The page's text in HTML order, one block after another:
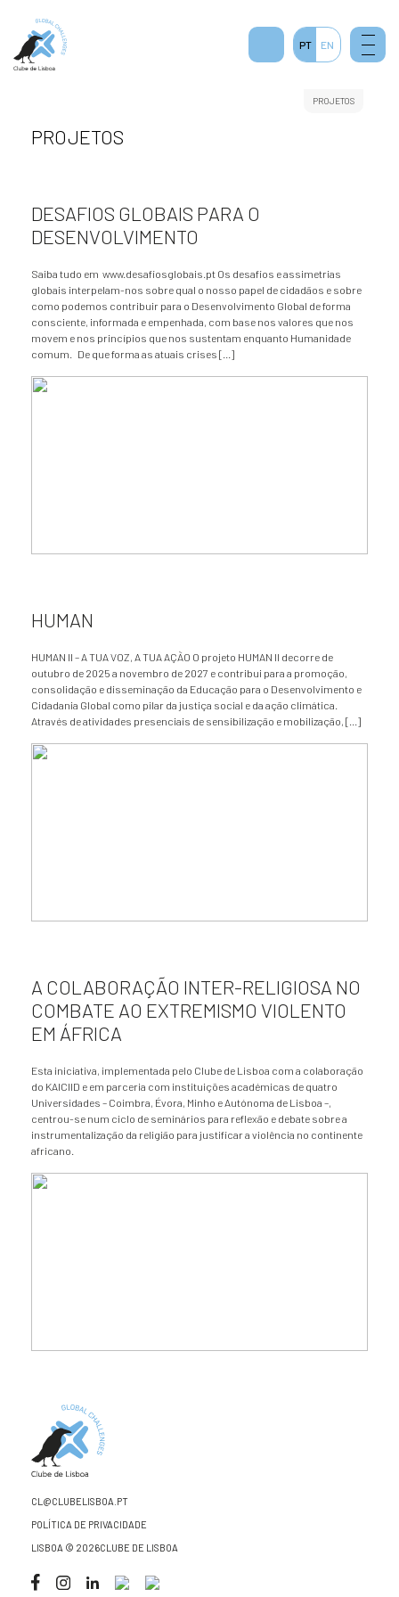
PROJETOS
PROJETOS
DESAFIOS GLOBAIS PARA O
DESENVOLVIMENTO
Saiba tudo em www.desafiosglobais.pt Os desafios e assimetrias
globais interpelam-nos sobre qual o nosso papel de cidadãos e sobre
como podemos contribuir para o Desenvolvimento Global de forma
consciente, informada e empenhada, com base nos valores que nos
movem e nos princípios que nos sustentam enquanto Humanidade
comum. De que forma as atuais crises […]
HUMAN
HUMAN II – A TUA VOZ, A TUA AÇÃO O projeto HUMAN II decorre de
outubro de 2025 a novembro de 2027 e contribui para a promoção,
consolidação e disseminação da Educação para o Desenvolvimento e
Cidadania Global como pilar da justiça social e da ação climática.
Através de atividades presenciais de sensibilização e mobilização, […]
A COLABORAÇÃO INTER-RELIGIOSA NO
COMBATE AO EXTREMISMO VIOLENTO
EM ÁFRICA
Esta iniciativa, implementada pelo Clube de Lisboa com a colaboração
do KAICIID e em parceria com instituições académicas de quatro
Universidades – Coimbra, Évora, Minho e Autónoma de Lisboa –,
centrou-se num ciclo de seminários para reflexão e debate sobre a
instrumentalização da religião para justificar a violência no continente
africano.
CL@CLUBELISBOA.PT
POLÍTICA DE PRIVACIDADE
LISBOA © 2026CLUBE DE LISBOA
PT EN